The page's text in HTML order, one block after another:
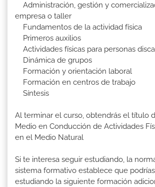
Administración, gestión y
empresa o taller
Fundamentos de la actividad física
Primeros auxilios
Actividades físicas para personas
Dinámica de grupos
Formación y orientación laboral
Formación en centros de trabajo
Síntesis
Al terminar el curso, obtendrás el título
Medio en Conducción de Actividades
en el Medio Natural
Si te interesa seguir estudiando, la
sistema formativo establece que
estudiando la siguiente formación